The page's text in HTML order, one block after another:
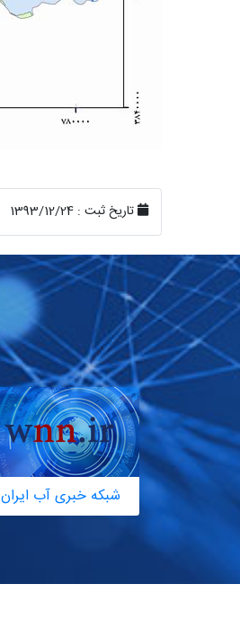
تاریخ ثبت : 1393/12/24
شبکه خبری آب ایران